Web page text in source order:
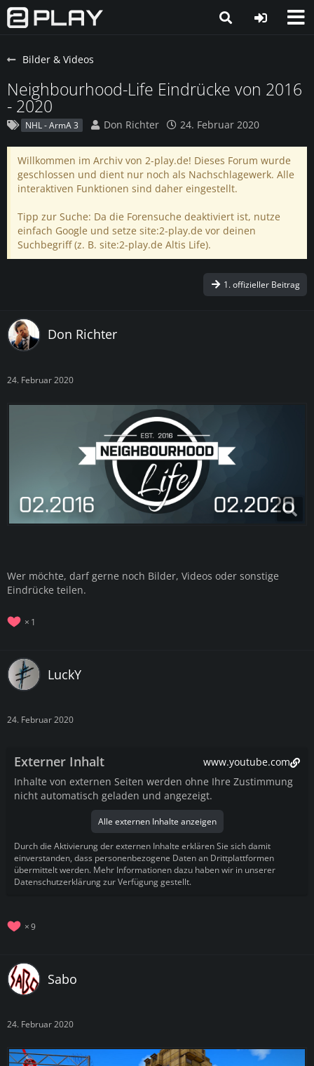
Bilder & Videos
Neighbourhood-Life Eindrücke von 2016
- 2020
NHL - ArmA 3 Don Richter 24. Februar 2020
Willkommen im Archiv von 2-play.de! Dieses Forum wurde
geschlossen und dient nur noch als Nachschlagewerk. Alle
interaktiven Funktionen sind daher eingestellt.
Tipp zur Suche: Da die Forensuche deaktiviert ist, nutze
einfach Google und setze site:2-play.de vor deinen
Suchbegriff (z. B. site:2-play.de Altis Life).
1. offizieller Beitrag
Don Richter
24. Februar 2020
Wer möchte, darf gerne noch Bilder, Videos oder sonstige
Eindrücke teilen.
1
LuckY
24. Februar 2020
Externer Inhalt
www.youtube.com
Inhalte von externen Seiten werden ohne Ihre Zustimmung
nicht automatisch geladen und angezeigt.
Alle externen Inhalte anzeigen
Durch die Aktivierung der externen Inhalte erklären Sie sich damit
einverstanden, dass personenbezogene Daten an Drittplattformen
übermittelt werden. Mehr Informationen dazu haben wir in unserer
Datenschutzerklärung zur Verfügung gestellt.
9
Sabo
24. Februar 2020